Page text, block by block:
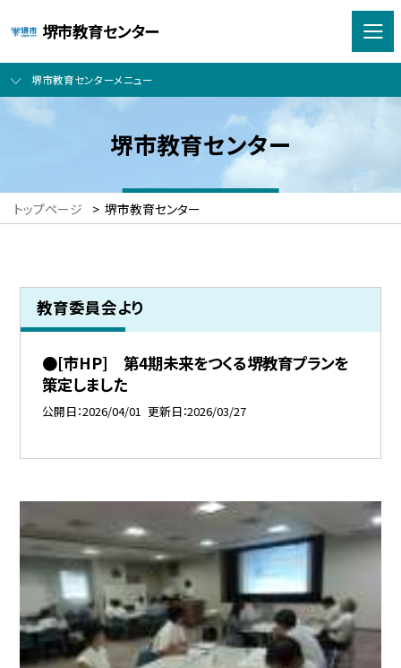
堺市教育センター
堺市教育センターメニュー
堺市教育センター
トップページ > 堺市教育センター
教育委員会より
●[市HP] 第4期未来をつくる堺教育プランを
策定しました
公開日 2026/04/01 更新日 2026/03/27